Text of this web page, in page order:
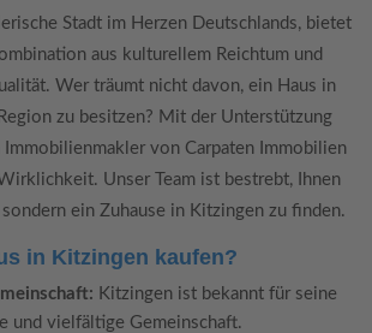
Stadt im Herzen Deutschlands, bietet
aus kulturellem Reichtum und
Wer träumt nicht davon, ein Haus in
zu besitzen? Mit der Unterstützung
Immobilienmakler von Carpaten Immobilien
Unser Team ist bestrebt, Ihnen
ein Zuhause in Kitzingen zu finden.
in Kitzingen kaufen?
Kitzingen ist bekannt für seine
und vielfältige Gemeinschaft.